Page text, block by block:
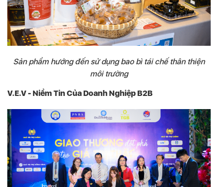
Sản phẩm hướng đến sử dụng bao bì tái chế thân thiện
môi trường
V.E.V - Niềm Tin Của Doanh Nghiệp B2B